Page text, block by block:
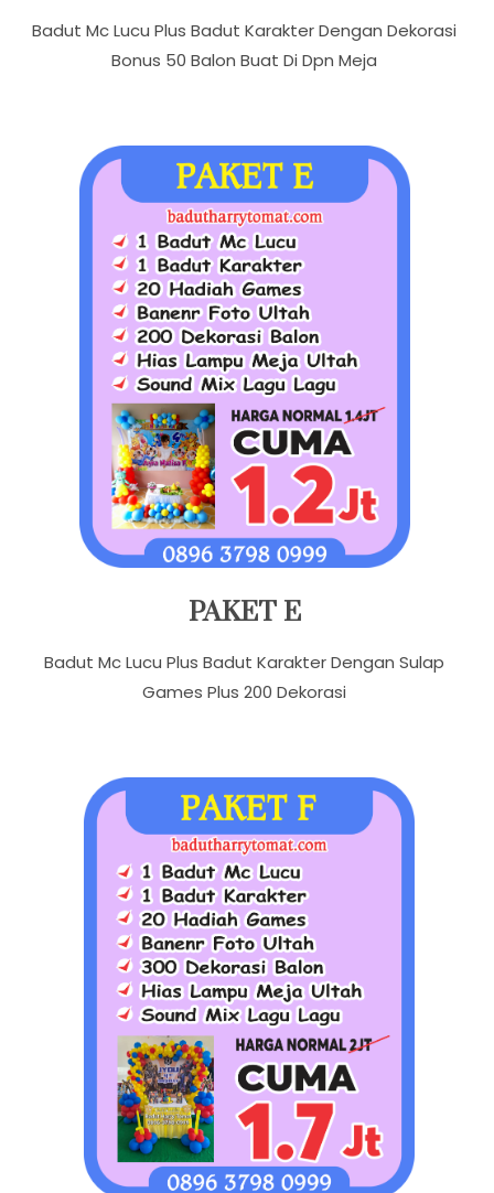
Badut Mc Lucu Plus Badut Karakter Dengan Dekorasi
Bonus 50 Balon Buat Di Dpn Meja
PAKET E
Badut Mc Lucu Plus Badut Karakter Dengan Sulap
Games Plus 200 Dekorasi